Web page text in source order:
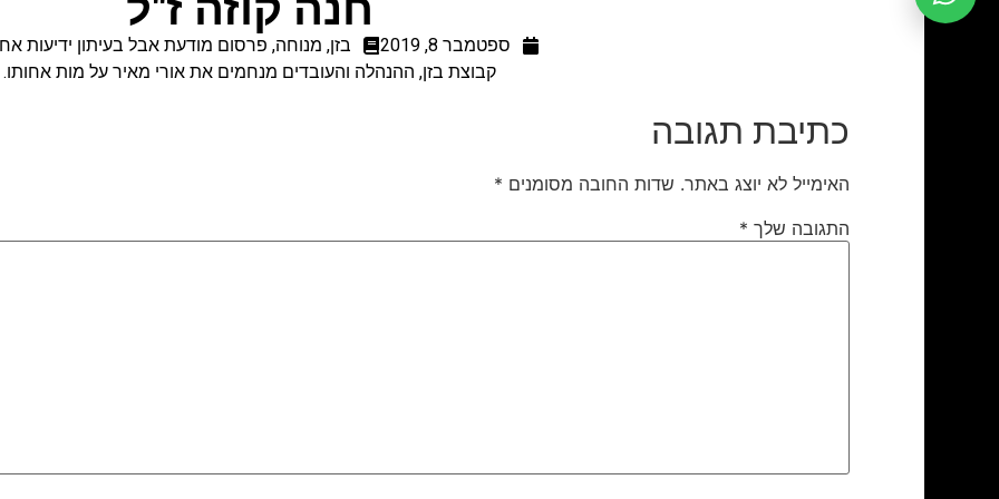
ספטמבר 8, 2019 בזן, מנוחה, פרסום מודעת אבל בעיתון ידיעות
קבוצת בזן, ההנהלה והעובדים מנחמים את אורי מאיר על מות אחותו.
כתיבת תגובה
האימייל לא יוצג באתר. שדות החובה מסומנים *
התגובה שלך *